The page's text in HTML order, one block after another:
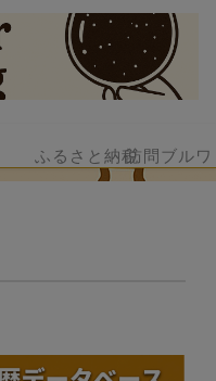
ふるさと納税訪問ブル